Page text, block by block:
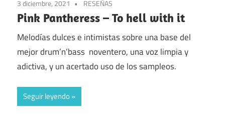
3 diciembre, 2021 RESEÑAS
Pink Pantheress – To hell with it
Melodías dulces e intimistas sobre una base del
mejor drum’n’bass noventero, una voz limpia y
adictiva, y un acertado uso de los sampleos.
Seguir leyendo